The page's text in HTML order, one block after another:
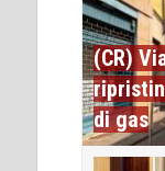
(CR)
di gas